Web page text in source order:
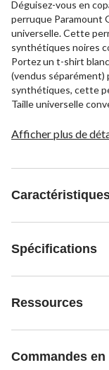
Déguisez-vous en
perruque Paramount
universelle. Cette
synthétiques noires
Portez un t-shirt
(vendus séparément)
synthétiques, cette
Taille universelle
Afficher plus de
Spécifications
Ressources
Commandes